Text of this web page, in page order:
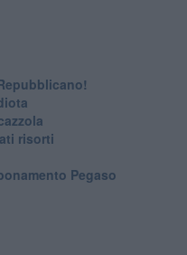
risorti
Pegaso